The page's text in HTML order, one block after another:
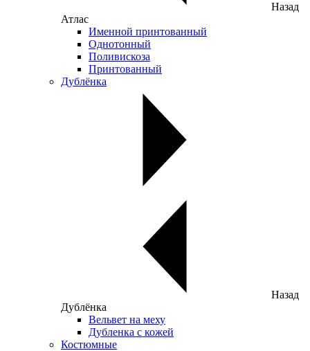
Назад
Атлас
Именной принтованный
Однотонный
Поливискоза
Принтованный
Дублёнка
Назад
Дублёнка
Вельвет на меху
Дубленка с кожей
Костюмные